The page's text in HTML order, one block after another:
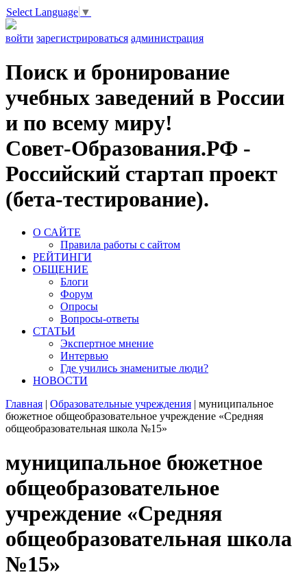
Select Language ▼
войти зарегистрироваться администрация
Поиск и бронирование
учебных заведений в России
и по всему миру!
Совет-Образования.РФ -
Российский стартап проект
(бета-тестирование).
О САЙТЕ
Правила работы с сайтом
РЕЙТИНГИ
ОБЩЕНИЕ
Блоги
Форум
Опросы
Вопросы-ответы
СТАТЬИ
Экспертное мнение
Интервью
Где учились знаменитые люди?
НОВОСТИ
Главная | Образовательные учреждения | муниципальное
бюжетное общеобразовательное учреждение «Средняя
общеобразовательная школа №15»
муниципальное бюжетное
общеобразовательное
учреждение «Средняя
общеобразовательная школа
№15»